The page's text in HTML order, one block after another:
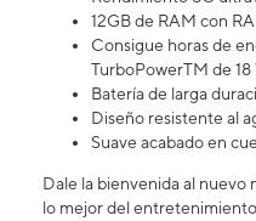
12GB de RAM con
Consigue horas de
TurboPowerTM de 18
Batería de larga
Diseño resistente al
Suave acabado en
Dale la bienvenida al
lo mejor del